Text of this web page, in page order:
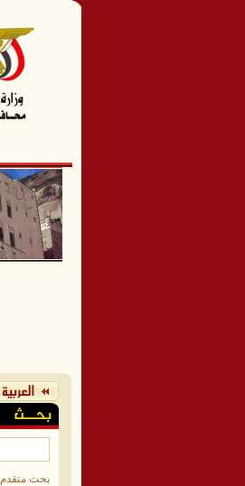
بحث متقدم